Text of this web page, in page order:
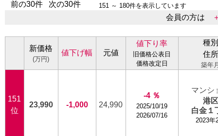
前の30件 次の30件 151 ～ 180件を表示しています
会員の方は
新価格
(万円)
値下げ幅 元値
値下り率
旧価格公表日
価格改定日
種別
住所
築年
151
位
23,990 -1,000 24,990
-4 ％
2025/10/19
2026/07/16
マンシ
港区
白金１
2023年